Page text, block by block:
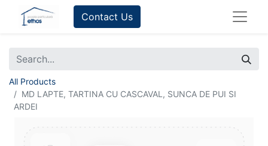
Contact Us
All Products
MD LAPTE, TARTINA CU CASCAVAL, SUNCA DE PUI SI
ARDEI